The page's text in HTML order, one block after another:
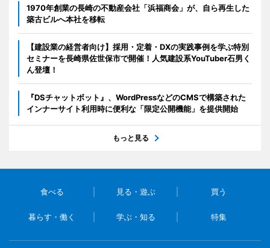
1970年創業の長崎の不動産会社「浜福商会」が、自ら再生した
築古ビルへ本社を移転
【建設業の経営者向け】採用・定着・DXの実践事例を学ぶ特別
セミナーを長崎県佐世保市で開催！人気建設系YouTuber石男く
ん登壇！
『DSチャットボット』、WordPressなどのCMSで構築された
インナーサイト利用時に便利な「限定公開機能」を提供開始
もっと見る
食べる 見る・遊ぶ 買う
暮らす・働く 学ぶ・知る 特集